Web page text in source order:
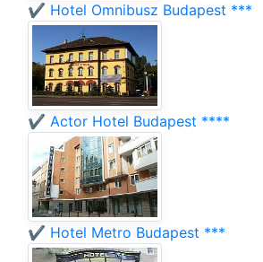
✔️ Hotel Omnibusz Budapest ***
✔️ Actor Hotel Budapest ****
✔️ Hotel Metro Budapest ***